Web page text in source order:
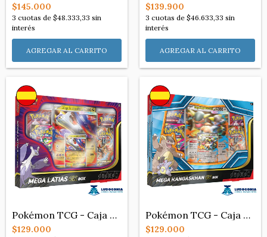
$145.000
3 cuotas de $48.333,33 sin
interés
$139.900
3 cuotas de $46.633,33 sin
interés
Pokémon TCG - Caja Mega Latias EX (Españ...
$129.000
Pokémon TCG - Caja Mega Khangaskan EX (E...
$129.000